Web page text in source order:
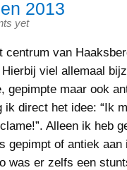
2013
yet
centrum van
viel allemaal
gepimpte maar ook
ik direct het idee: “Ik
Alleen ik heb
gepimpt of antiek aan
was er zelfs een